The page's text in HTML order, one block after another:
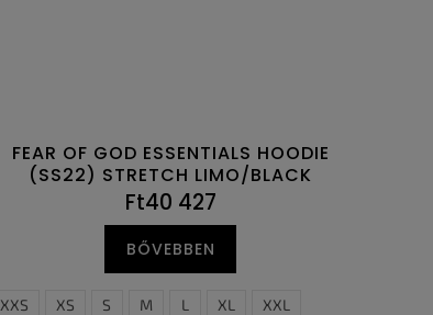
FEAR OF GOD ESSENTIALS HOODIE
(SS22) STRETCH LIMO/BLACK
Ft40 427
BŐVEBBEN
XXS XS S M L XL XXL